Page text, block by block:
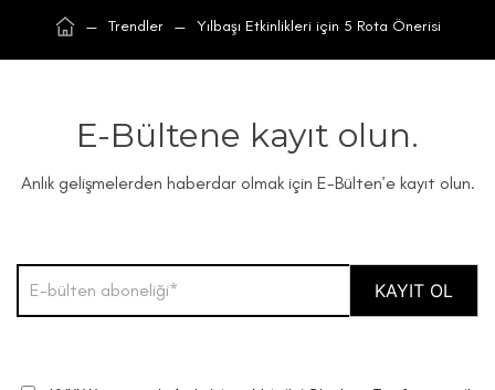
— Trendler — Yılbaşı Etkinlikleri için 5 Rota Önerisi
E-Bültene kayıt olun.
Anlık gelişmelerden haberdar olmak için E-Bülten’e kayıt olun.